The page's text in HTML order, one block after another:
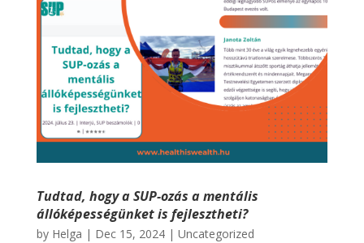
Tudtad, hogy a SUP-ozás a mentális
állóképességünket is fejlesztheti?
by Helga | Dec 15, 2024| Uncategorized